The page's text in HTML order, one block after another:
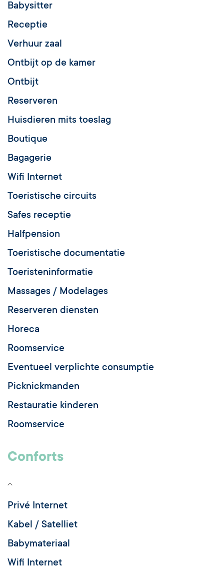
Babysitter
Receptie
Verhuur zaal
Ontbijt op de kamer
Ontbijt
Reserveren
Huisdieren mits toeslag
Boutique
Bagagerie
Wifi Internet
Toeristische circuits
Safes receptie
Halfpension
Toeristische documentatie
Toeristeninformatie
Massages / Modelages
Reserveren diensten
Horeca
Roomservice
Eventueel verplichte consumptie
Picknickmanden
Restauratie kinderen
Roomservice
Conforts
Privé Internet
Kabel / Satelliet
Babymateriaal
Wifi Internet